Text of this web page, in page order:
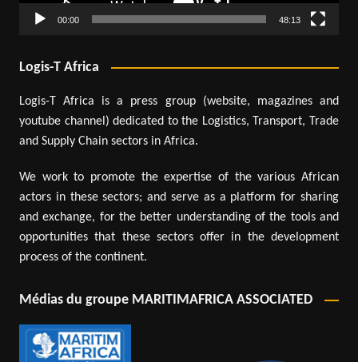
00:00 48:13
Logis-T Africa
Logis-T Africa is a press group (website, magazines and
youtube channel) dedicated to the Logistics, Transport, Trade
and Supply Chain sectors in Africa.
We work to promote the expertise of the various African
actors in these sectors; and serve as a platform for sharing
and exchange, for the better understanding of the tools and
opportunities that these sectors offer in the development
process of the continent.
Médias du groupe MARITIMAFRICA ASSOCIATED